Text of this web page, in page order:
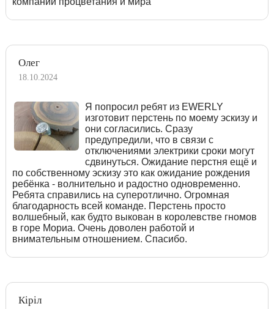
Олег
18.10.2024
Я попросил ребят из EWERLY
изготовит перстень по моему эскизу и
они согласились. Сразу
предупредили, что в связи с
отключениями электрики сроки могут
сдвинуться. Ожидание перстня ещё и
по собственному эскизу это как ожидание рождения
ребёнка - волнительно и радостно одновременно.
Ребята справились на суперотлично. Огромная
благодарность всей команде. Перстень просто
волшебный, как будто выкован в королевстве гномов
в горе Мориа. Очень доволен работой и
внимательным отношением. Спасибо.
Кіріл